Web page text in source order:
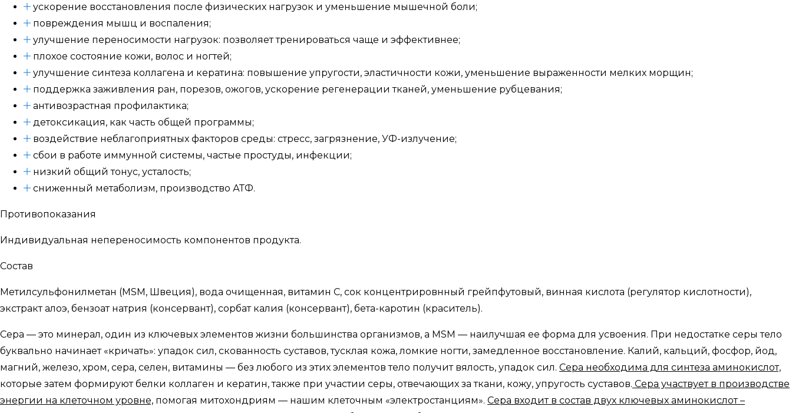
ускорение восстановления после физических нагрузок и уменьшение мышечной боли;
повреждения мышц и воспаления;
улучшение переносимости нагрузок: позволяет тренироваться чаще и эффективнее;
плохое состояние кожи, волос и ногтей;
улучшение синтеза коллагена и кератина: повышение упругости, эластичности кожи, уменьшение выраженности мелких морщин;
поддержка заживления ран, порезов, ожогов, ускорение регенерации тканей, уменьшение рубцевания;
антивозрастная профилактика;
детоксикация, как часть общей программы;
воздействие неблагоприятных факторов среды: стресс, загрязнение, УФ-излучение;
сбои в работе иммунной системы, частые простуды, инфекции;
низкий общий тонус, усталость;
сниженный метаболизм, производство АТФ.
Противопоказания
Индивидуальная непереносимость компонентов продукта.
Состав
Метилсульфонилметан (MSM, Швеция), вода очищенная, витамин С, сок концентрировнный грейпфутовый, винная кислота (регулятор кислотности),
экстракт алоэ, бензоат натрия (консервант), сорбат калия (консервант), бета-каротин (краситель).
Сера — это минерал, один из ключевых элементов жизни большинства организмов, а MSM — наилучшая ее форма для усвоения. При недостатке серы тело
буквально начинает «кричать»: упадок сил, скованность суставов, тусклая кожа, ломкие ногти, замедленное восстановление. Калий, кальций, фосфор, йод,
магний, железо, хром, сера, селен, витамины — без любого из этих элементов тело получит вялость, упадок сил. Сера необходима для синтеза аминокислот,
которые затем формируют белки коллаген и кератин, также при участии серы, отвечающих за ткани, кожу, упругость суставов. Сера участвует в производстве
энергии на клеточном уровне, помогая митохондриям — нашим клеточным «электростанциям». Сера входит в состав двух ключевых аминокислот –